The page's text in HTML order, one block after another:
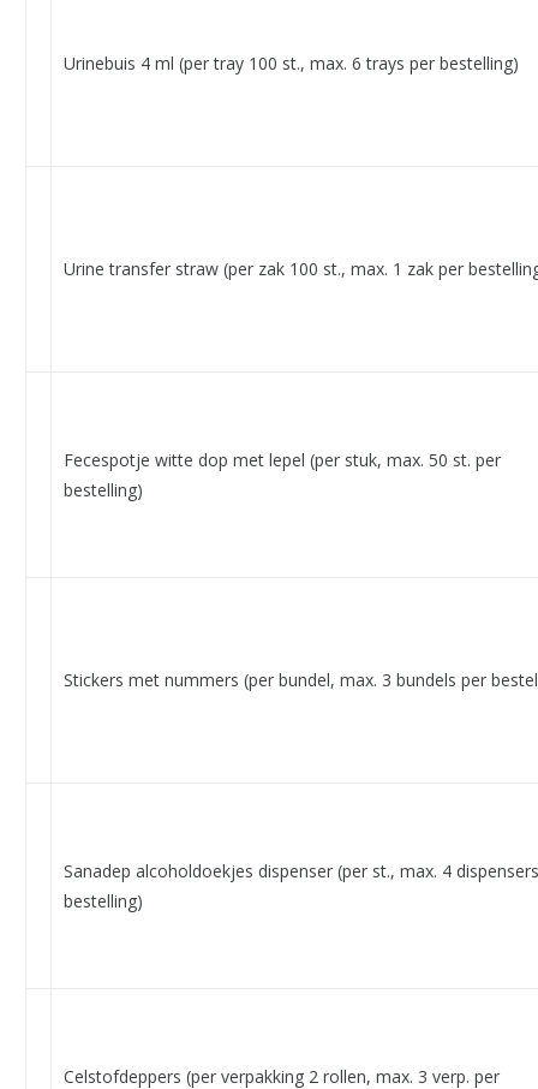
Urinebuis 4 ml (per tray 100 st., max. 6 trays per bestelling)
Urine transfer straw (per zak 100 st., max. 1 zak per
Fecespotje witte dop met lepel (per stuk, max. 50 st. per
bestelling)
Stickers met nummers (per bundel, max. 3 bundels per
Sanadep alcoholdoekjes dispenser (per st., max. 4
bestelling)
Celstofdeppers (per verpakking 2 rollen, max. 3 verp. per